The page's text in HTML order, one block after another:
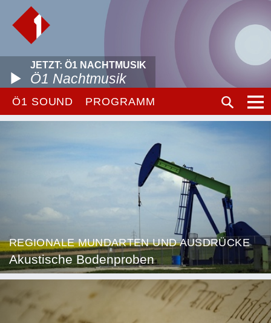
JETZT: Ö1 NACHTMUSIK
Ö1 Nachtmusik
Ö1 SOUND PROGRAMM
REGIONALE MUNDARTEN UND AUSDRÜCKE
Akustische Bodenproben